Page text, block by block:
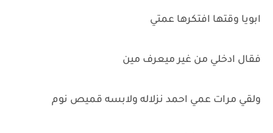
ابويا وقتها افتكرها عمتي
فقال ادخلي من غير ميعرف مين
ولقي مرات عمي احمد نزلاله ولابسه قميص نوم